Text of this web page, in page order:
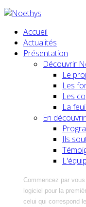
Accueil
Actualités
Présentation
Découvrir
Le
Les
Les
La
En
Ils
Commencez par
logiciel pour la
celui qui correspond